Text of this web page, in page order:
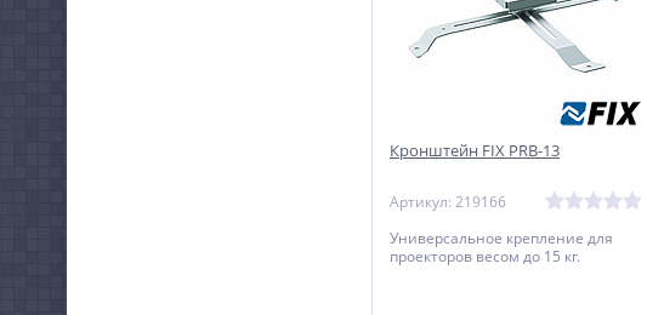
Кронштейн FIX PRB-13
Артикул: 219166
Универсальное крепление для
проекторов весом до 15 кг.